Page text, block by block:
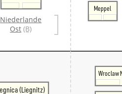
Niederlande
Ost (B)
Meppel
Legnica (Liegnitz)
Wroclaw